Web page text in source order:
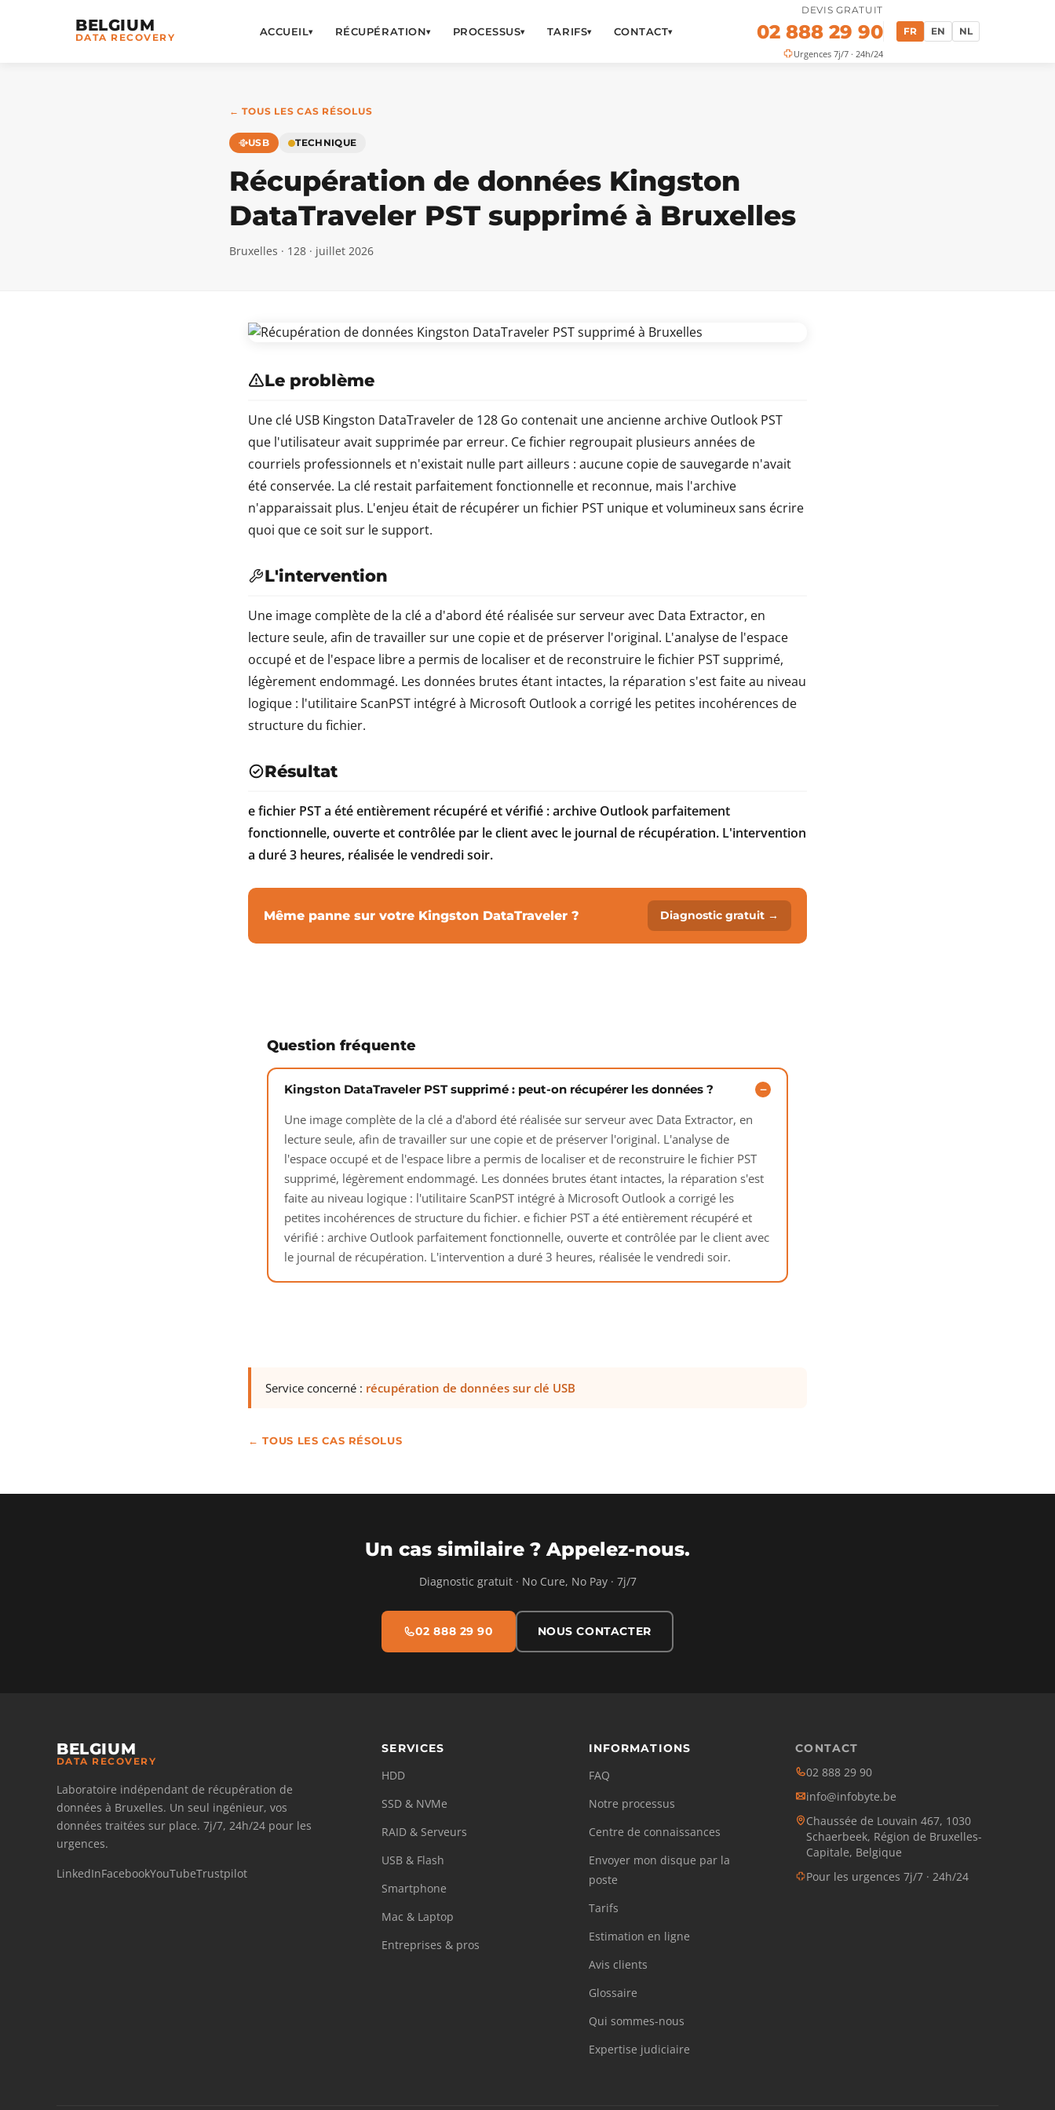
BELGIUM
DATA RECOVERY ACCUEIL▾ RÉCUPÉRATION▾ PROCESSUS▾ TARIFS▾ CONTACT▾
DEVIS GRATUIT
02 888 29 90
Urgences 7j/7 · 24h/24
FR EN NL
← TOUS LES CAS RÉSOLUS
USB TECHNIQUE
Récupération de données Kingston
DataTraveler PST supprimé à Bruxelles
Bruxelles · 128 · juillet 2026
Le problème
Une clé USB Kingston DataTraveler de 128 Go contenait une ancienne archive Outlook PST
que l'utilisateur avait supprimée par erreur. Ce fichier regroupait plusieurs années de
courriels professionnels et n'existait nulle part ailleurs : aucune copie de sauvegarde n'avait
été conservée. La clé restait parfaitement fonctionnelle et reconnue, mais l'archive
n'apparaissait plus. L'enjeu était de récupérer un fichier PST unique et volumineux sans écrire
quoi que ce soit sur le support.
L'intervention
Une image complète de la clé a d'abord été réalisée sur serveur avec Data Extractor, en
lecture seule, afin de travailler sur une copie et de préserver l'original. L'analyse de l'espace
occupé et de l'espace libre a permis de localiser et de reconstruire le fichier PST supprimé,
légèrement endommagé. Les données brutes étant intactes, la réparation s'est faite au niveau
logique : l'utilitaire ScanPST intégré à Microsoft Outlook a corrigé les petites incohérences de
structure du fichier.
Résultat
e fichier PST a été entièrement récupéré et vérifié : archive Outlook parfaitement
fonctionnelle, ouverte et contrôlée par le client avec le journal de récupération. L'intervention
a duré 3 heures, réalisée le vendredi soir.
Même panne sur votre Kingston DataTraveler ? Diagnostic gratuit →
Question fréquente
Kingston DataTraveler PST supprimé : peut-on récupérer les données ?
Une image complète de la clé a d'abord été réalisée sur serveur avec Data Extractor, en
lecture seule, afin de travailler sur une copie et de préserver l'original. L'analyse de
l'espace occupé et de l'espace libre a permis de localiser et de reconstruire le fichier PST
supprimé, légèrement endommagé. Les données brutes étant intactes, la réparation s'est
faite au niveau logique : l'utilitaire ScanPST intégré à Microsoft Outlook a corrigé les
petites incohérences de structure du fichier. e fichier PST a été entièrement récupéré et
vérifié : archive Outlook parfaitement fonctionnelle, ouverte et contrôlée par le client avec
le journal de récupération. L'intervention a duré 3 heures, réalisée le vendredi soir.
Service concerné : récupération de données sur clé USB
← TOUS LES CAS RÉSOLUS
Un cas similaire ? Appelez-nous.
Diagnostic gratuit · No Cure, No Pay · 7j/7
02 888 29 90 NOUS CONTACTER
BELGIUM
DATA RECOVERY
Laboratoire indépendant de récupération de
données à Bruxelles. Un seul ingénieur, vos
données traitées sur place. 7j/7, 24h/24 pour les
urgences.
LinkedInFacebookYouTubeTrustpilot
SERVICES
HDD
SSD & NVMe
RAID & Serveurs
USB & Flash
Smartphone
Mac & Laptop
Entreprises & pros
INFORMATIONS
FAQ
Notre processus
Centre de connaissances
Envoyer mon disque par la
poste
Tarifs
Estimation en ligne
Avis clients
Glossaire
Qui sommes-nous
Expertise judiciaire
CONTACT
02 888 29 90
info@infobyte.be
Chaussée de Louvain 467, 1030
Schaerbeek, Région de Bruxelles-
Capitale, Belgique
Pour les urgences 7j/7 · 24h/24